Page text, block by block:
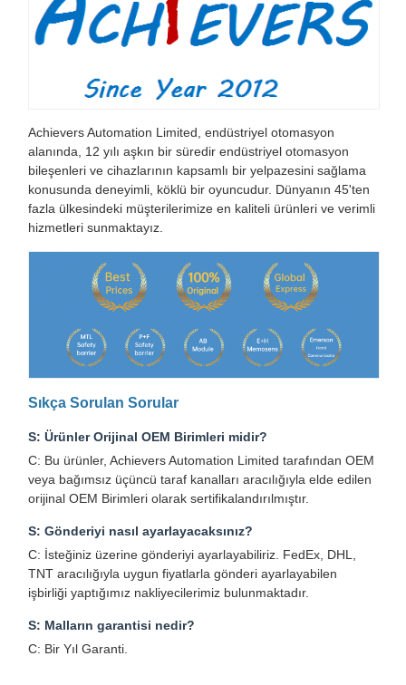
Achievers Automation Limited, endüstriyel otomasyon
alanında, 12 yılı aşkın bir süredir endüstriyel otomasyon
bileşenleri ve cihazlarının kapsamlı bir yelpazesini sağlama
konusunda deneyimli, köklü bir oyuncudur. Dünyanın 45'ten
fazla ülkesindeki müşterilerimize en kaliteli ürünleri ve verimli
hizmetleri sunmaktayız.
Sıkça Sorulan Sorular
S: Ürünler Orijinal OEM Birimleri midir?
C: Bu ürünler, Achievers Automation Limited tarafından OEM
veya bağımsız üçüncü taraf kanalları aracılığıyla elde edilen
orijinal OEM Birimleri olarak sertifikalandırılmıştır.
S: Gönderiyi nasıl ayarlayacaksınız?
C: İsteğiniz üzerine gönderiyi ayarlayabiliriz. FedEx, DHL,
TNT aracılığıyla uygun fiyatlarla gönderi ayarlayabilen
işbirliği yaptığımız nakliyecilerimiz bulunmaktadır.
S: Malların garantisi nedir?
C: Bir Yıl Garanti.